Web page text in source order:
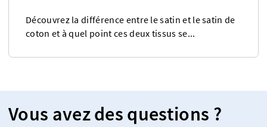
Découvrez la différence entre le satin et le satin de
coton et à quel point ces deux tissus se...
Vous avez des questions ?